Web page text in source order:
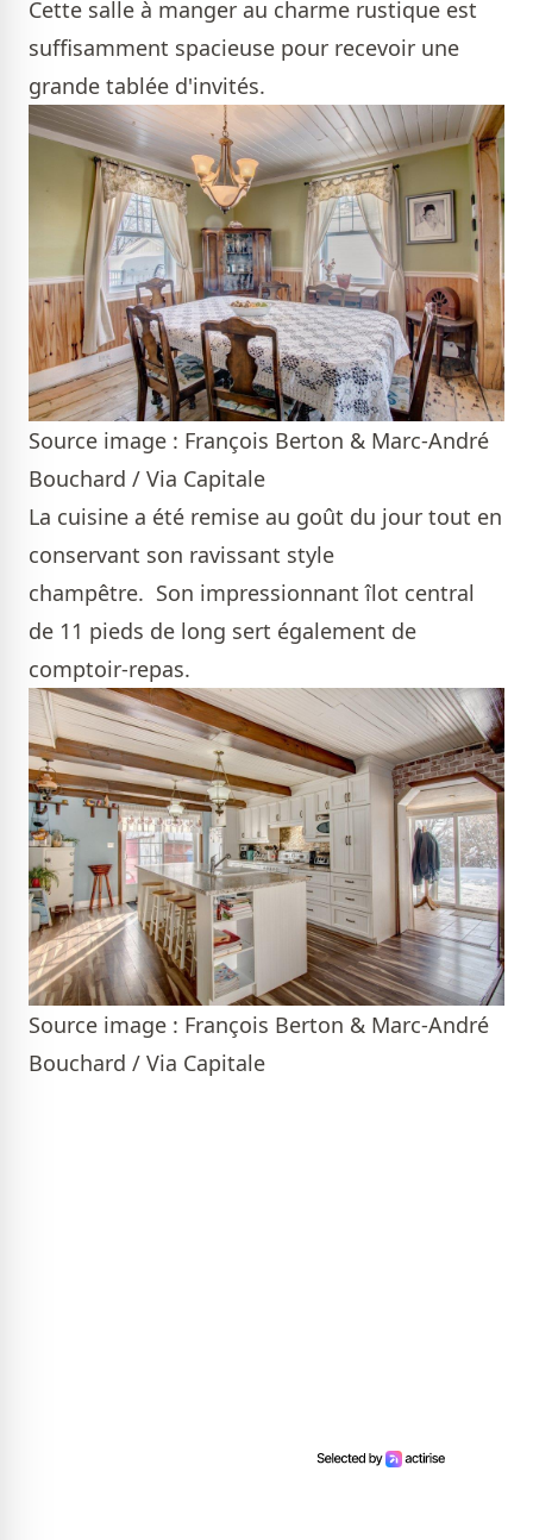
Cette salle à manger au charme rustique est
suffisamment spacieuse pour recevoir une
grande tablée d'invités.
Source image : François Berton & Marc-André
Bouchard / Via Capitale
La cuisine a été remise au goût du jour tout en
conservant son ravissant style
champêtre. Son impressionnant îlot central
de 11 pieds de long sert également de
comptoir-repas.
Source image : François Berton & Marc-André
Bouchard / Via Capitale